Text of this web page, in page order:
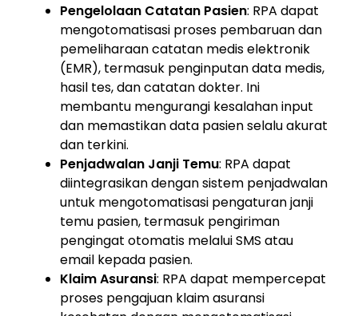
Pengelolaan Catatan Pasien: RPA dapat
mengotomatisasi proses pembaruan dan
pemeliharaan catatan medis elektronik
(EMR), termasuk penginputan data medis,
hasil tes, dan catatan dokter. Ini
membantu mengurangi kesalahan input
dan memastikan data pasien selalu akurat
dan terkini.
Penjadwalan Janji Temu: RPA dapat
diintegrasikan dengan sistem penjadwalan
untuk mengotomatisasi pengaturan janji
temu pasien, termasuk pengiriman
pengingat otomatis melalui SMS atau
email kepada pasien.
Klaim Asuransi: RPA dapat mempercepat
proses pengajuan klaim asuransi